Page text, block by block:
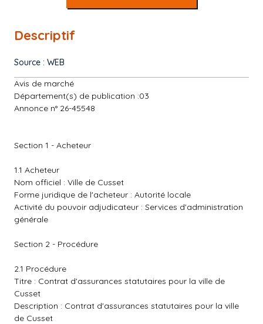
Descriptif
Source : WEB
Avis de marché
Département(s) de publication :03
Annonce n° 26-45548
Section 1 - Acheteur
1.1 Acheteur
Nom officiel : Ville de Cusset
Forme juridique de l'acheteur : Autorité locale
Activité du pouvoir adjudicateur : Services d'administration
générale
Section 2 - Procédure
2.1 Procédure
Titre : Contrat d'assurances statutaires pour la ville de
Cusset
Description : Contrat d'assurances statutaires pour la ville
de Cusset